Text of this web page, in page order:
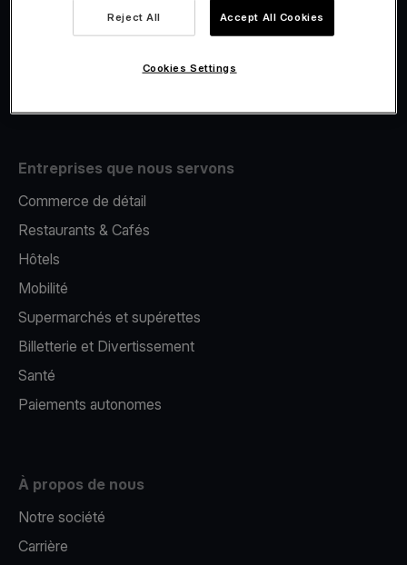
E-Reporting
Entreprises que nous servons
Commerce de détail
Restaurants & Cafés
Hôtels
Mobilité
Supermarchés et supérettes
Billetterie et Divertissement
Santé
Paiements autonomes
À propos de nous
Notre société
Carrière
Reject All Accept All Cookies
Cookies Settings